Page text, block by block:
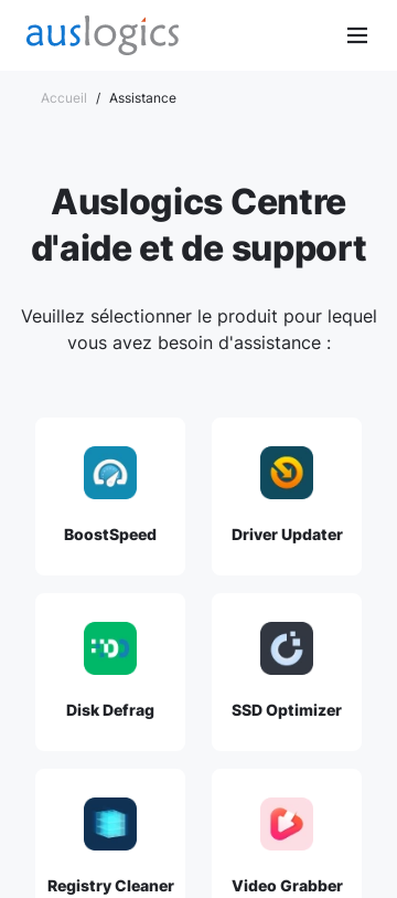
Accueil / Assistance
Auslogics Centre
d'aide et de support
Veuillez sélectionner le produit pour lequel
vous avez besoin d'assistance :
BoostSpeed Driver Updater
Disk Defrag SSD Optimizer
Registry Cleaner Video Grabber